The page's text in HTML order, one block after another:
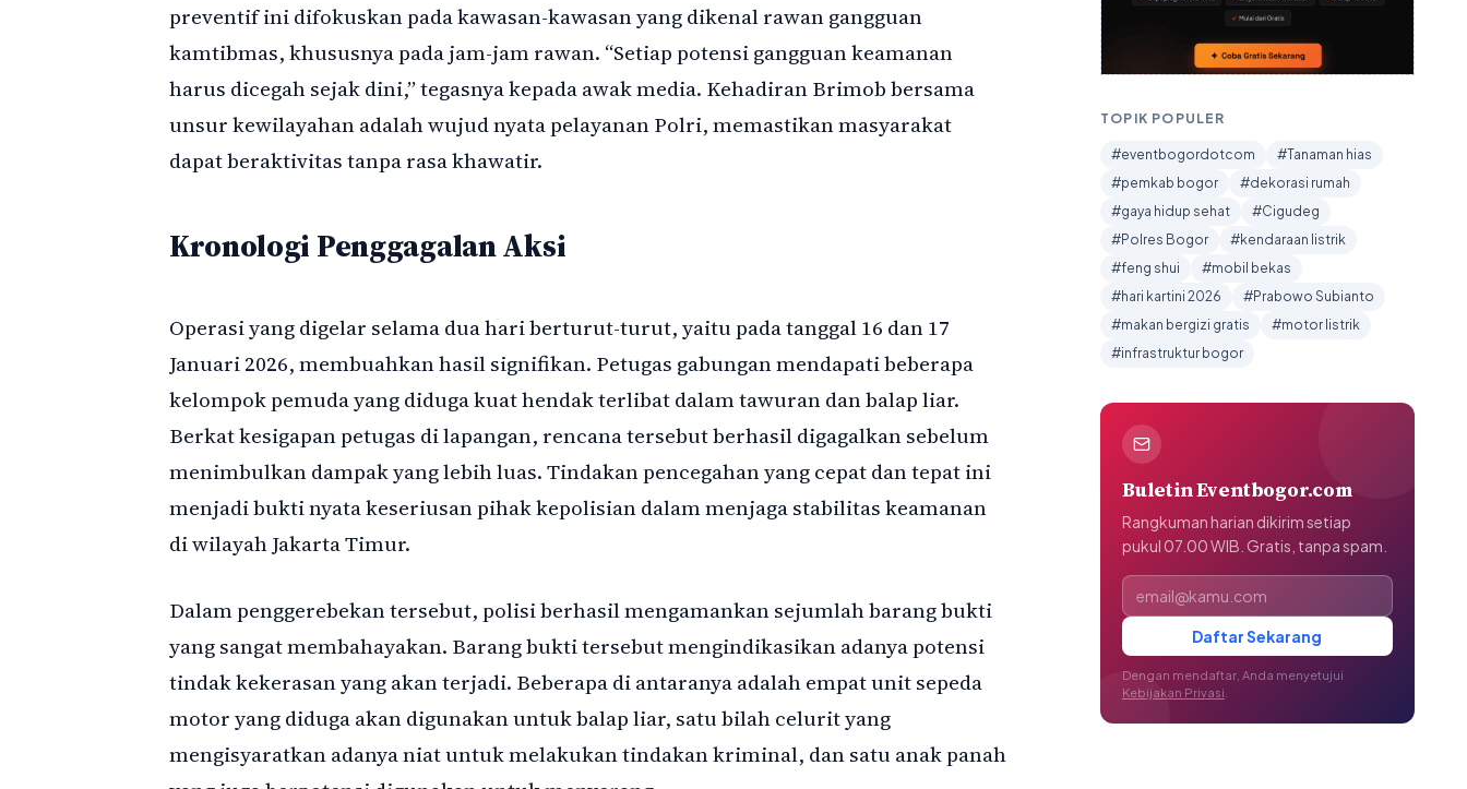
preventif ini difokuskan pada kawasan-kawasan yang dikenal rawan gangguan
kamtibmas, khususnya pada jam-jam rawan. “Setiap potensi gangguan keamanan
harus dicegah sejak dini,” tegasnya kepada awak media. Kehadiran Brimob bersama
unsur kewilayahan adalah wujud nyata pelayanan Polri, memastikan masyarakat
dapat beraktivitas tanpa rasa khawatir.
Kronologi Penggagalan Aksi
Operasi yang digelar selama dua hari berturut-turut, yaitu pada tanggal 16 dan 17
Januari 2026, membuahkan hasil signifikan. Petugas gabungan mendapati beberapa
kelompok pemuda yang diduga kuat hendak terlibat dalam tawuran dan balap liar.
Berkat kesigapan petugas di lapangan, rencana tersebut berhasil digagalkan sebelum
menimbulkan dampak yang lebih luas. Tindakan pencegahan yang cepat dan tepat ini
menjadi bukti nyata keseriusan pihak kepolisian dalam menjaga stabilitas keamanan
di wilayah Jakarta Timur.
Dalam penggerebekan tersebut, polisi berhasil mengamankan sejumlah barang bukti
yang sangat membahayakan. Barang bukti tersebut mengindikasikan adanya potensi
tindak kekerasan yang akan terjadi. Beberapa di antaranya adalah empat unit sepeda
motor yang diduga akan digunakan untuk balap liar, satu bilah celurit yang
mengisyaratkan adanya niat untuk melakukan tindakan kriminal, dan satu anak panah
TOPIK POPULER
#eventbogordotcom
#Tanaman hias
#pemkab bogor
#dekorasi rumah
#gaya hidup sehat
#Cigudeg
#Polres Bogor
#kendaraan listrik
#feng shui
#mobil bekas
#hari kartini 2026
#Prabowo Subianto
#makan bergizi gratis
#motor listrik
#infrastruktur bogor
Buletin Eventbogor.com
Rangkuman harian dikirim setiap
pukul 07.00 WIB. Gratis, tanpa spam.
Alamat email
Daftar Sekarang
Dengan mendaftar, Anda menyetujui
Kebijakan Privasi